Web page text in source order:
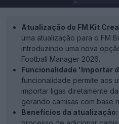
Atualização do FM Kit
uma atualização para o FM
introduzindo uma nova
Football Manager 2026.
Funcionalidade 'Importar
funcionalidade permite aos
importar ligas diretamente
gerando camisas com base
Benefícios da atualização: